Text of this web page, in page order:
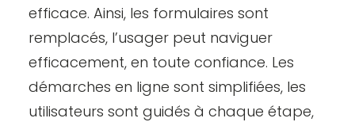
efficace. Ainsi, les formulaires sont
remplacés, l’usager peut naviguer
efficacement, en toute confiance. Les
démarches en ligne sont simplifiées, les
utilisateurs sont guidés à chaque étape,